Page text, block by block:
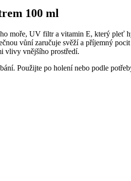
100 ml
moře, UV filtr a vitamin E, který
vůní zaručuje svěží a příjemný
vlivy vnějšího prostředí.
Použijte po holení nebo podle